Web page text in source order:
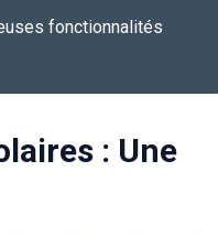
fonctionnalités
: Une